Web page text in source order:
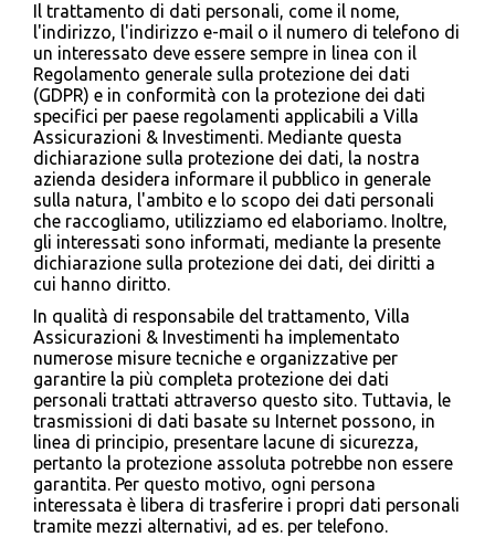
Il trattamento di dati personali, come il nome,
l'indirizzo, l'indirizzo e-mail o il numero di telefono di
un interessato deve essere sempre in linea con il
Regolamento generale sulla protezione dei dati
(GDPR) e in conformità con la protezione dei dati
specifici per paese regolamenti applicabili a Villa
Assicurazioni & Investimenti. Mediante questa
dichiarazione sulla protezione dei dati, la nostra
azienda desidera informare il pubblico in generale
sulla natura, l'ambito e lo scopo dei dati personali
che raccogliamo, utilizziamo ed elaboriamo. Inoltre,
gli interessati sono informati, mediante la presente
dichiarazione sulla protezione dei dati, dei diritti a
cui hanno diritto.
In qualità di responsabile del trattamento, Villa
Assicurazioni & Investimenti ha implementato
numerose misure tecniche e organizzative per
garantire la più completa protezione dei dati
personali trattati attraverso questo sito. Tuttavia, le
trasmissioni di dati basate su Internet possono, in
linea di principio, presentare lacune di sicurezza,
pertanto la protezione assoluta potrebbe non essere
garantita. Per questo motivo, ogni persona
interessata è libera di trasferire i propri dati personali
tramite mezzi alternativi, ad es. per telefono.